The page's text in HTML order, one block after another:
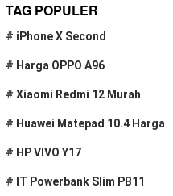
TAG POPULER
# iPhone X Second
# Harga OPPO A96
# Xiaomi Redmi 12 Murah
# Huawei Matepad 10.4 Harga
# HP VIVO Y17
# IT Powerbank Slim PB11